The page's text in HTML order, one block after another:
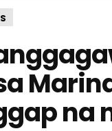
na